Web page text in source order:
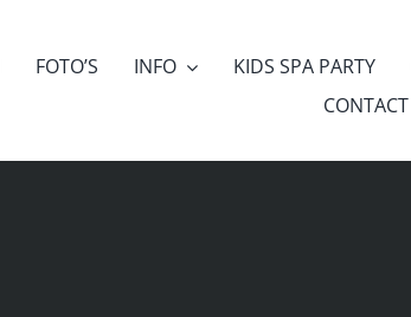
FOTO’S INFO KIDS SPA PARTY
CONTACT